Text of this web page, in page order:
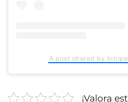
A post shared by
¡Valora